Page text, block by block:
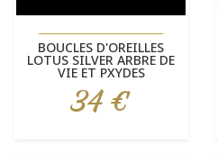
BOUCLES D'OREILLES
LOTUS SILVER ARBRE DE
VIE ET PXYDES
Prix
34 €